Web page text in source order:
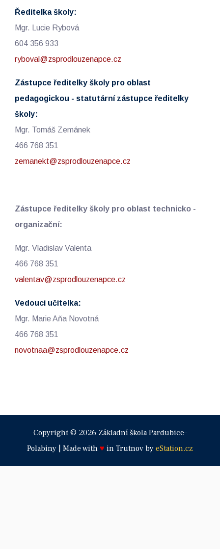
Ředitelka školy:
Mgr. Lucie Rybová
604 356 933
ryboval@zsprodlouzenapce.cz
Zástupce ředitelky školy pro oblast
pedagogickou - statutární zástupce ředitelky
školy:
Mgr. Tomáš Zemánek
466 768 351
zemanekt@zsprodlouzenapce.cz
Zástupce ředitelky školy pro oblast technicko -
organizační:
Mgr. Vladislav Valenta
466 768 351
valentav@zsprodlouzenapce.cz
Vedoucí učitelka:
Mgr. Marie Aňa Novotná
466 768 351
novotnaa@zsprodlouzenapce.cz
Copyright © 2026 Základní škola Pardubice–
Polabiny | Made with ♥ in Trutnov by eStation.cz